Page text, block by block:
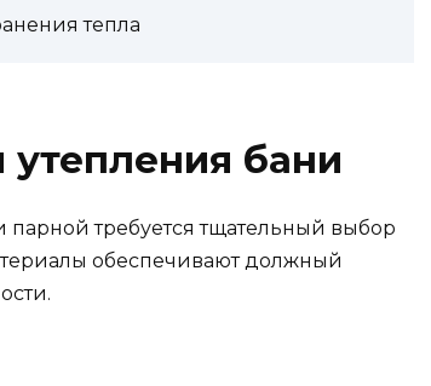
тепла
бани
требуется тщательный выбор
обеспечивают должный